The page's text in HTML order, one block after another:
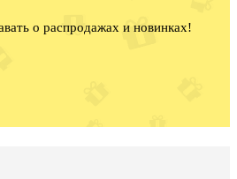
о распродажах и новинках!